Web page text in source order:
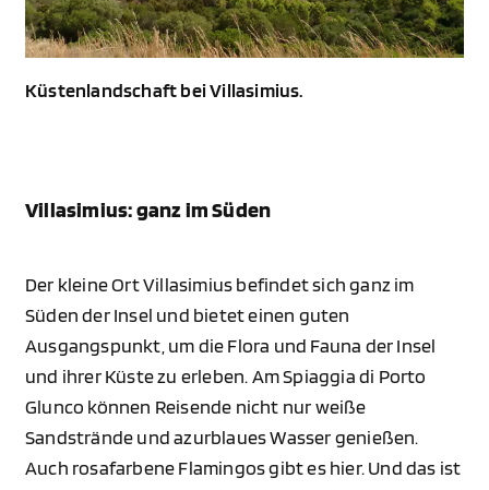
Küstenlandschaft bei Villasimius.
Villasimius: ganz im Süden
Der kleine Ort Villasimius befindet sich ganz im
Süden der Insel und bietet einen guten
Ausgangspunkt, um die Flora und Fauna der Insel
und ihrer Küste zu erleben. Am Spiaggia di Porto
Glunco können Reisende nicht nur weiße
Sandstrände und azurblaues Wasser genießen.
Auch rosafarbene Flamingos gibt es hier. Und das ist